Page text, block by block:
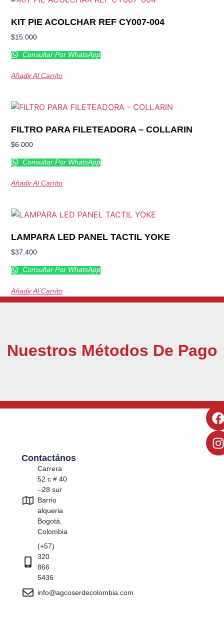
KIT PIE ACOLCHAR REF CY007-004
$15.000
Consultar Por WhatsApp
Añadir Al Carrito
FILTRO PARA FILETEADORA – COLLARIN
$6.000
Consultar Por WhatsApp
Añadir Al Carrito
LAMPARA LED PANEL TACTIL YOKE
$37.400
Consultar Por WhatsApp
Añadir Al Carrito
Nuestros Métodos De Pago
Contactános
Carrera
52 c # 40
- 28 sur
Barrio
alqueria
Bogotá,
Colombia
(+57)
320
866
5436
info@agcoserdecolombia.com